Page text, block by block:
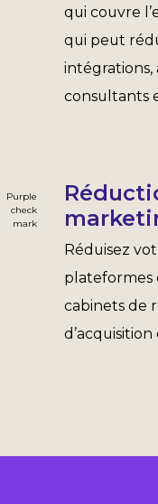
qui couvre
qui peut
consultants
Réduisez
plateformes
cabinets de